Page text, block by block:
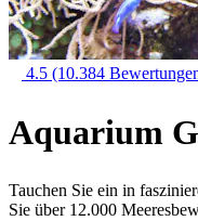
4.5 (10.384
Aquarium
Tauchen Sie ein in
Sie über 12.000